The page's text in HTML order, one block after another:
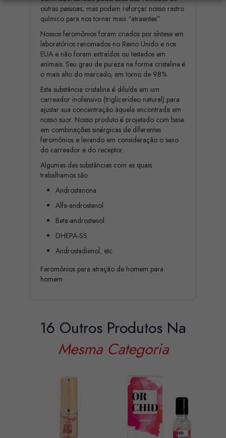
outras pessoas, mas podem reforçar nosso rastro
químico para nos tornar mais “atraentes”.
Nossos feromônios foram criados por síntese em
laboratórios renomados no Reino Unido e nos
EUA e não foram extraídos ou testados em
animais. Seu grau de pureza na forma cristalina é
o mais alto do mercado, em torno de 98%.
Esta substância cristalina é diluída em um
carreador inofensivo (triglicerídeo natural) para
ajustar sua concentração àquela encontrada em
nosso suor. Nosso produto é projetado com base
em combinações sinérgicas de diferentes
feromônios e levando em consideração o sexo
do carreador e do receptor.
Algumas das substâncias com as quais
trabalhamos são
Androstanona
Alfa-androstenol
Beta-androstenol
DHEPA-SS
Androstadienol, etc.
Feromônios para atração de homem para
homem
16 Outros Produtos Na
Mesma Categoria